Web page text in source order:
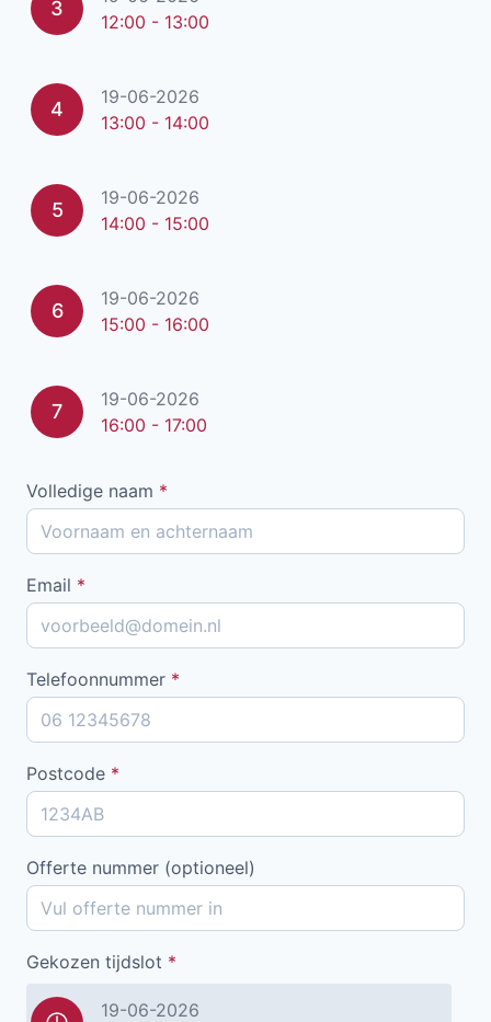
3
12:00 - 13:00
4
19-06-2026
13:00 - 14:00
5
19-06-2026
14:00 - 15:00
6
19-06-2026
15:00 - 16:00
7
19-06-2026
16:00 - 17:00
Volledige naam *
Email *
Telefoonnummer *
Postcode *
Offerte nummer (optioneel)
Gekozen tijdslot *
19-06-2026